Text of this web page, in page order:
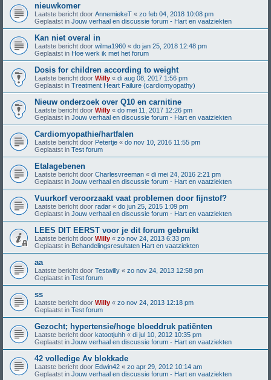
nieuwkomer
Laatste bericht door AnnemiekeT « zo feb 04, 2018 10:08 pm
Geplaatst in Jouw verhaal en discussie forum - Hart en vaatziekten
Kan niet overal in
Laatste bericht door wilma1960 « do jan 25, 2018 12:48 pm
Geplaatst in Hoe werk ik met het forum
Dosis for children according to weight
Laatste bericht door Willy « di aug 08, 2017 1:56 pm
Geplaatst in Treatment Heart Failure (cardiomyopathy)
Nieuw onderzoek over Q10 en carnitine
Laatste bericht door Willy « do mei 11, 2017 12:26 pm
Geplaatst in Jouw verhaal en discussie forum - Hart en vaatziekten
Cardiomyopathie/hartfalen
Laatste bericht door Petertje « do nov 10, 2016 11:55 pm
Geplaatst in Test forum
Etalagebenen
Laatste bericht door Charlesvreeman « di mei 24, 2016 2:21 pm
Geplaatst in Jouw verhaal en discussie forum - Hart en vaatziekten
Vuurkorf veroorzaakt vaat problemen door fijnstof?
Laatste bericht door radar « do jun 25, 2015 1:09 pm
Geplaatst in Jouw verhaal en discussie forum - Hart en vaatziekten
LEES DIT EERST voor je dit forum gebruikt
Laatste bericht door Willy « zo nov 24, 2013 6:33 pm
Geplaatst in Behandelingsresultaten Hart en vaatziekten
aa
Laatste bericht door Testwilly « zo nov 24, 2013 12:58 pm
Geplaatst in Test forum
ss
Laatste bericht door Willy « zo nov 24, 2013 12:18 pm
Geplaatst in Test forum
Gezocht; hypertensie/hoge bloeddruk patiënten
Laatste bericht door katootjuhh « di jul 10, 2012 10:35 pm
Geplaatst in Jouw verhaal en discussie forum - Hart en vaatziekten
42 volledige Av blokkade
Laatste bericht door Edwin42 « zo apr 29, 2012 10:14 am
Geplaatst in Jouw verhaal en discussie forum - Hart en vaatziekten